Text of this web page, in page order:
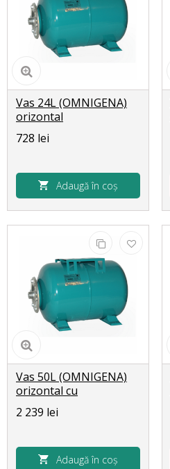
Vas 24L (OMNIGENA)
orizontal
728 lei
Adaugă în coș
Vas 50L (OMNIGENA)
orizontal cu
manometru incorporat
2 239 lei
Adaugă în coș